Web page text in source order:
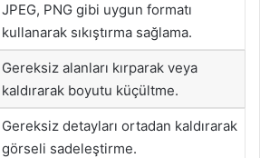
JPEG, PNG gibi uygun formatı
kullanarak sıkıştırma sağlama.
Gereksiz alanları kırparak veya
kaldırarak boyutu küçültme.
Gereksiz detayları ortadan kaldırarak
görseli sadeleştirme.